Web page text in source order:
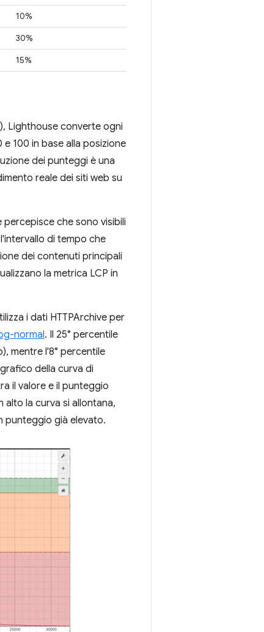
10%
30%
15%
Lighthouse converte ogni
100 in base alla posizione
dei punteggi è una
reale dei siti web su
che sono visibili
di tempo che
dei contenuti principali
la metrica LCP in
i dati HTTPArchive per
normal. Il 25° percentile
mentre l'8° percentile
della curva di
il valore e il punteggio
alto la curva si allontana,
punteggio già elevato.